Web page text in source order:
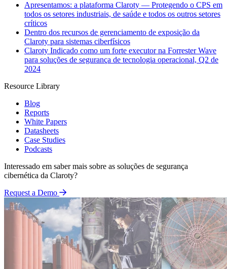
Apresentamos: a plataforma Claroty — Protegendo o CPS em
todos os setores industriais, de saúde e todos os outros setores
críticos
Dentro dos recursos de gerenciamento de exposição da
Claroty para sistemas ciberfísicos
Claroty Indicado como um forte executor na Forrester Wave
para soluções de segurança de tecnologia operacional, Q2 de
2024
Resource Library
Blog
Reports
White Papers
Datasheets
Case Studies
Podcasts
Interessado em saber mais sobre as soluções de segurança
cibernética da Claroty?
Request a Demo